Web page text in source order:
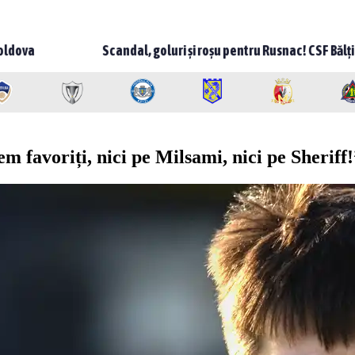
goluri și roșu pentru Rusnac! CSF Bălți – Milsami 2-1, meci
favoriți, nici pe Milsami, nici pe